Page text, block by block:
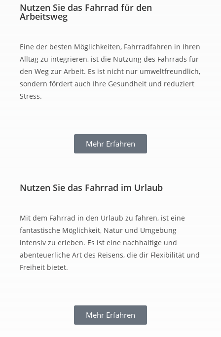
Nutzen Sie das Fahrrad für den
Arbeitsweg
Eine der besten Möglichkeiten, Fahrradfahren in Ihren
Alltag zu integrieren, ist die Nutzung des Fahrrads für
den Weg zur Arbeit. Es ist nicht nur umweltfreundlich,
sondern fördert auch Ihre Gesundheit und reduziert
Stress.
Mehr Erfahren
Nutzen Sie das Fahrrad im Urlaub
Mit dem Fahrrad in den Urlaub zu fahren, ist eine
fantastische Möglichkeit, Natur und Umgebung
intensiv zu erleben. Es ist eine nachhaltige und
abenteuerliche Art des Reisens, die dir Flexibilität und
Freiheit bietet.
Mehr Erfahren